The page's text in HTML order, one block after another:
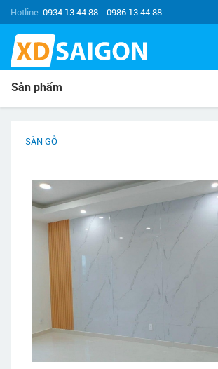
Hotline:0934.13.44.88 - 0986.13.44.88
Sản phẩm
SÀN GỖ